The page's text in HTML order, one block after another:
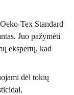
Tex Standard
Juo pažymėti
ekspertų, kad
dėl tokių